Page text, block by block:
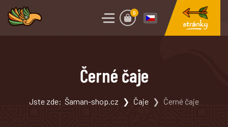
0
Černé čaje
Jste zde: Šaman-shop.cz Čaje Černé čaje